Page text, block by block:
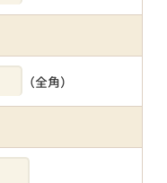
（全角）